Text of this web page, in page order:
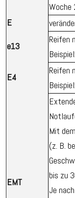
Woche
E
e13
Reifen
E4
Reifen
EMT
Mit
(z. B.
bis zu
Je